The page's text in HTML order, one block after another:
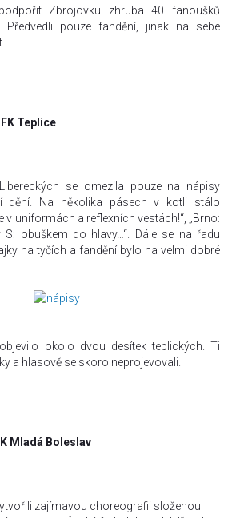
Zbrojovku zhruba 40 fanoušků
Předvedli pouze fandění, jinak na sebe
Teplice
se omezila pouze na nápisy
dění. Na několika pásech v kotli stálo
v uniformách a reflexních vestách!“, „Brno:
S: obuškem do hlavy…“. Dále se na řadu
na tyčích a fandění bylo na velmi dobré
okolo dvou desítek teplických. Ti
a hlasově se skoro neprojevovali.
Mladá Boleslav
zajímavou choreografii složenou